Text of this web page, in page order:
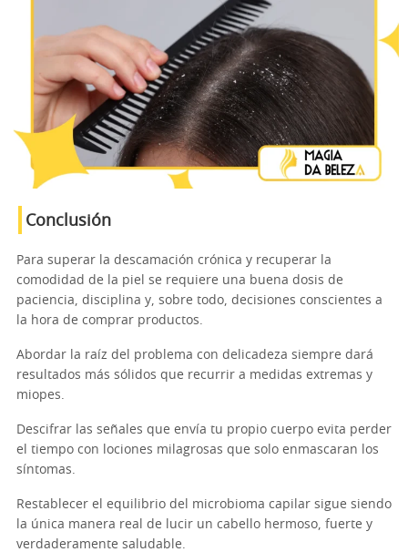
Conclusión
Para superar la descamación crónica y recuperar la
comodidad de la piel se requiere una buena dosis de
paciencia, disciplina y, sobre todo, decisiones conscientes a
la hora de comprar productos.
Abordar la raíz del problema con delicadeza siempre dará
resultados más sólidos que recurrir a medidas extremas y
miopes.
Descifrar las señales que envía tu propio cuerpo evita perder
el tiempo con lociones milagrosas que solo enmascaran los
síntomas.
Restablecer el equilibrio del microbioma capilar sigue siendo
la única manera real de lucir un cabello hermoso, fuerte y
verdaderamente saludable.